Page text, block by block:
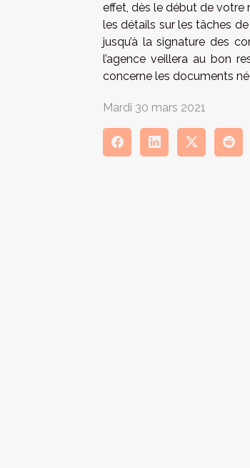
effet, dès le début de votre
les détails sur les tâches
jusqu’à la signature des
l’agence veillera au bon
concerne les documents
Mardi 30 mars 2021